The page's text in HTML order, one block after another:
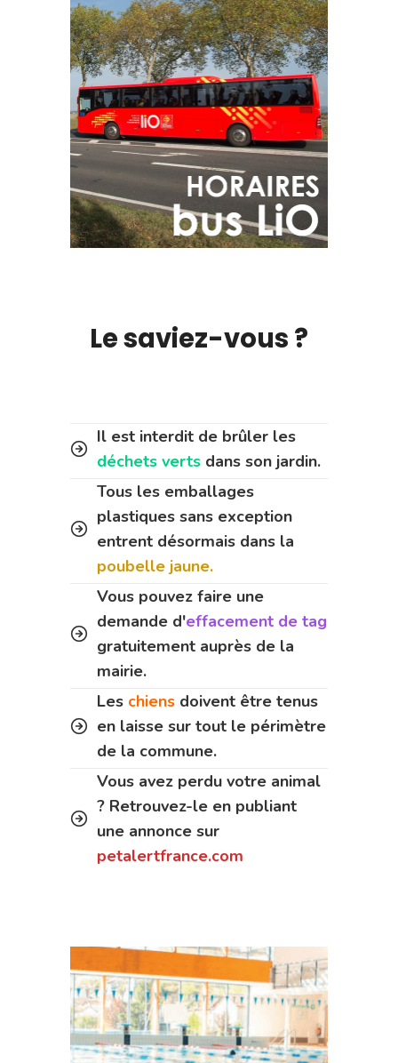
Le saviez-vous ?
Il est interdit de brûler les
déchets verts dans son jardin.
Tous les emballages
plastiques sans exception
entrent désormais dans la
poubelle jaune.
Vous pouvez faire une
demande d'effacement de tag
gratuitement auprès de la
mairie.
Les chiens doivent être tenus
en laisse sur tout le périmètre
de la commune.
Vous avez perdu votre animal
? Retrouvez-le en publiant
une annonce sur
petalertfrance.com